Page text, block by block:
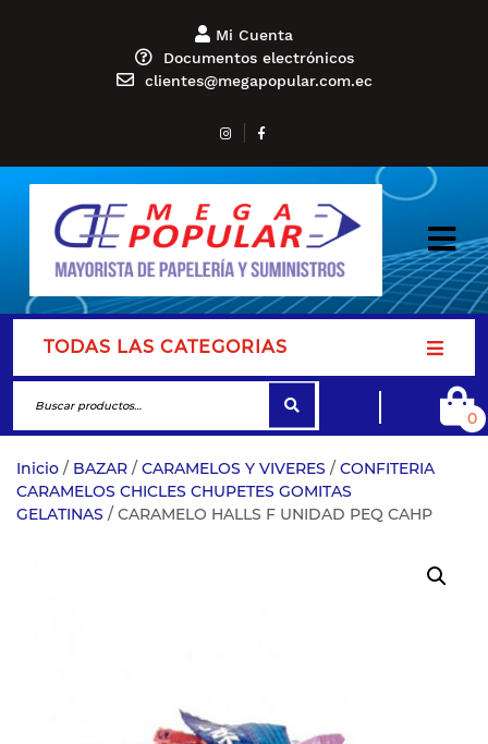
Mi Cuenta
Documentos electrónicos
clientes@megapopular.com.ec
TODAS LAS CATEGORIAS
0
Inicio / BAZAR / CARAMELOS Y VIVERES / CONFITERIA
CARAMELOS CHICLES CHUPETES GOMITAS
GELATINAS / CARAMELO HALLS F UNIDAD PEQ CAHP